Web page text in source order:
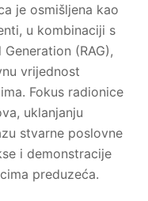
je osmišljena kao
u kombinaciji s
(RAG),
vrijednost
Fokus radionice
uklanjanju
stvarne poslovne
i demonstracije
preduzeća.